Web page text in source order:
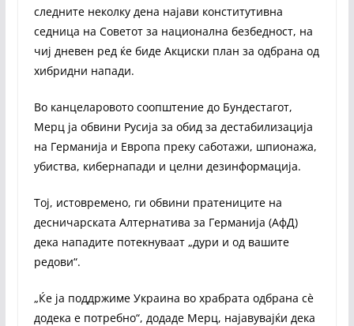
следните неколку дена најави конститутивна
седница на Советот за национална безбедност, на
чиј дневен ред ќе биде Акциски план за одбрана од
хибридни напади.
Во канцеларовото соопштение до Бундестагот,
Мерц ја обвини Русија за обид за дестабилизација
на Германија и Европа преку саботажи, шпионажа,
убиства, кибернапади и целни дезинформација.
Тој, истовремено, ги обвини пратениците на
десничарската Алтернатива за Германија (АфД)
дека нападите потекнуваат „дури и од вашите
редови“.
„Ќе ја поддржиме Украина во храбрата одбрана сè
додека е потребно“, додаде Мерц, најавувајќи дека